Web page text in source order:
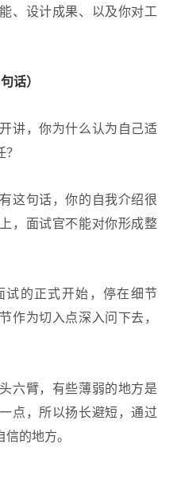
、设计成果、以及你对工
话）
讲，你为什么认为自己适
这句话，你的自我介绍很
，面试官不能对你形成整
的正式开始，停在细节
作为切入点深入问下去，
六臂，有些薄弱的地方是
点，所以扬长避短，通过
的地方。